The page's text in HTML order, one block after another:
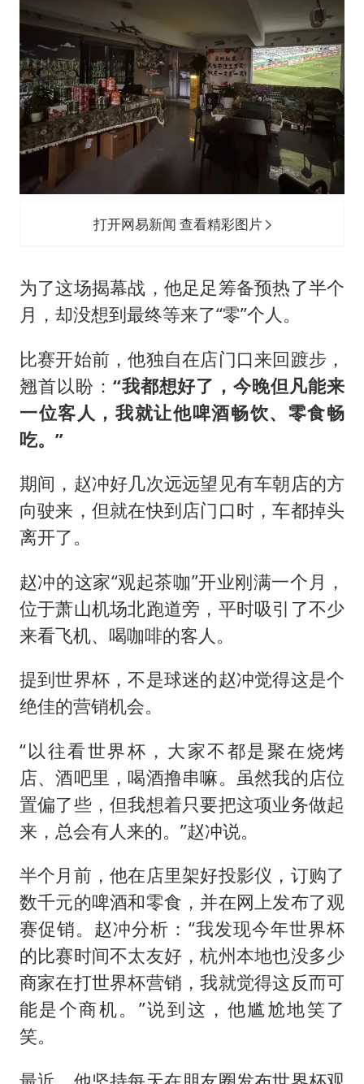
打开网易新闻 查看精彩图片
为了这场揭幕战，他足足筹备预热了半个
月，却没想到最终等来了“零”个人。
比赛开始前，他独自在店门口来回踱步，
翘首以盼： “我都想好了，今晚但凡能来
一位客人，我就让他啤酒畅饮、零食畅
吃。”
期间，赵冲好几次远远望见有车朝店的方
向驶来，但就在快到店门口时，车都掉头
离开了。
赵冲的这家“观起茶咖”开业刚满一个月，
位于萧山机场北跑道旁，平时吸引了不少
来看飞机、喝咖啡的客人。
提到世界杯，不是球迷的赵冲觉得这是个
绝佳的营销机会。
“以往看世界杯，大家不都是聚在烧烤
店、酒吧里，喝酒撸串嘛。虽然我的店位
置偏了些，但我想着只要把这项业务做起
来，总会有人来的。”赵冲说。
半个月前，他在店里架好投影仪，订购了
数千元的啤酒和零食，并在网上发布了观
赛促销。赵冲分析：“我发现今年世界杯
的比赛时间不太友好，杭州本地也没多少
商家在打世界杯营销，我就觉得这反而可
能是个商机。”说到这，他尴尬地笑了
笑。